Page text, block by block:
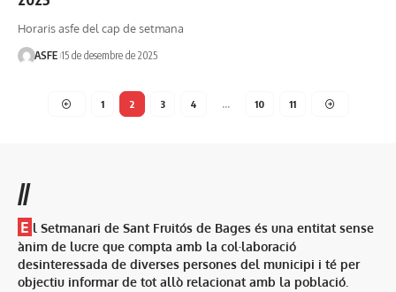
Horaris asfe del cap de setmana
ASFE 15 de desembre de 2025
1 2 3 4 … 10 11
//
E l Setmanari de Sant Fruitós de Bages és una entitat sense
ànim de lucre que compta amb la col·laboració
desinteressada de diverses persones del municipi i té per
objectiu informar de tot allò relacionat amb la població.